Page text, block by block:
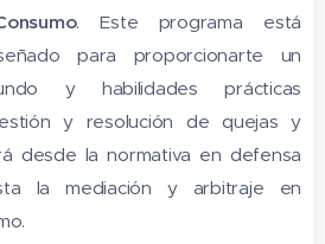
. Este programa está
para proporcionarte un
y habilidades prácticas
y resolución de quejas y
desde la normativa en defensa
la mediación y arbitraje en